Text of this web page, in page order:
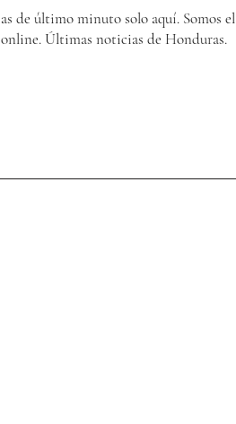
de último minuto solo aquí. Somos el
Últimas noticias de Honduras.